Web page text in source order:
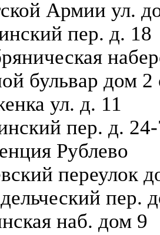
Армии ул.
пер. д. 18
бульвар дом 2
ул. д. 11
пер. д.
Рублево
переулок
пер.
наб. дом 9